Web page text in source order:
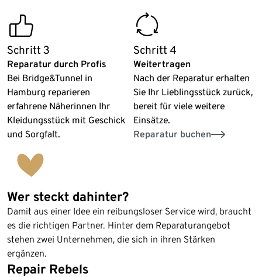
high_recommendation_rate
Schritt 3
Reparatur durch Profis
Bei Bridge&Tunnel in
Hamburg reparieren
erfahrene Näherinnen Ihr
Kleidungsstück mit Geschick
und Sorgfalt.
proper_disposal
Schritt 4
Weitertragen
Nach der Reparatur erhalten
Sie Ihr Lieblingsstück zurück,
bereit für viele weitere
Einsätze.
Reparatur buchen
Wer steckt dahinter?
Damit aus einer Idee ein reibungsloser Service wird, braucht
es die richtigen Partner. Hinter dem Reparaturangebot
stehen zwei Unternehmen, die sich in ihren Stärken
ergänzen.
Repair Rebels